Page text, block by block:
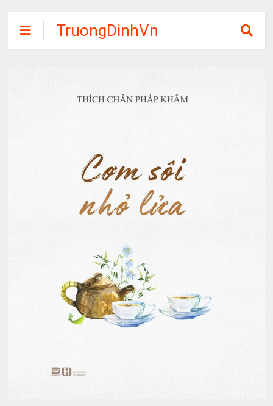
TruongDinhVn
Chia sẽ ebook,
tập miễn phí